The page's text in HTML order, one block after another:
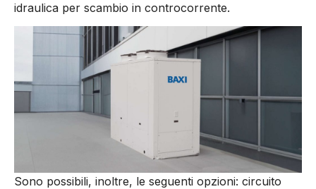
idraulica per scambio in controcorrente.
Sono possibili, inoltre, le seguenti opzioni: circuito